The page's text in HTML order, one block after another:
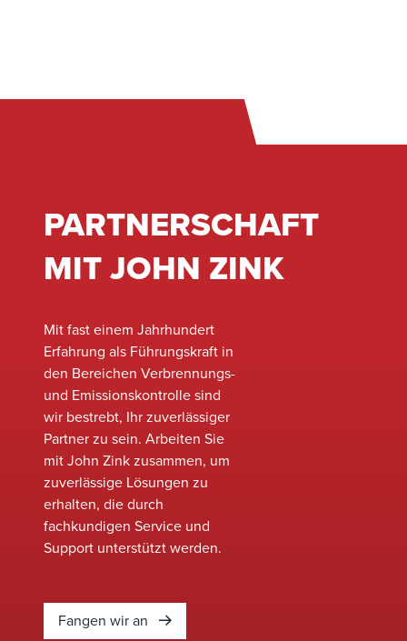
PARTNERSCHAFT
MIT JOHN ZINK
Mit fast einem Jahrhundert
Erfahrung als Führungskraft in
den Bereichen Verbrennungs-
und Emissionskontrolle sind
wir bestrebt, Ihr zuverlässiger
Partner zu sein. Arbeiten Sie
mit John Zink zusammen, um
zuverlässige Lösungen zu
erhalten, die durch
fachkundigen Service und
Support unterstützt werden.
Fangen wir an